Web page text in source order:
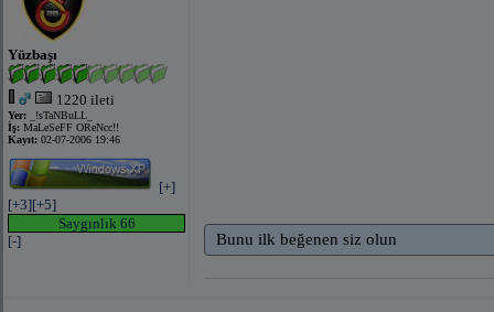
Yüzbaşı
1220 ileti
Yer: _!sTaNBuLL_
İş: MaLeSeFF OReNcc!!
Kayıt: 02-07-2006 19:46
[+]
[+3][+5]
Saygınlık 66
[-]
Bunu ilk beğenen siz olun